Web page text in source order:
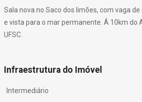
Sala nova no Saco dos limões, com vaga
e vista para o mar permanente. Á 10km do
UFSC.
Infraestrutura do Imóvel
Intermediário